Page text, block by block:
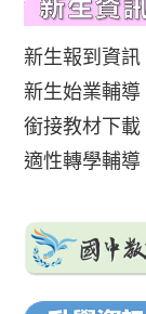
新生報到資訊
新生始業輔導
銜接教材下載
適性轉學輔導